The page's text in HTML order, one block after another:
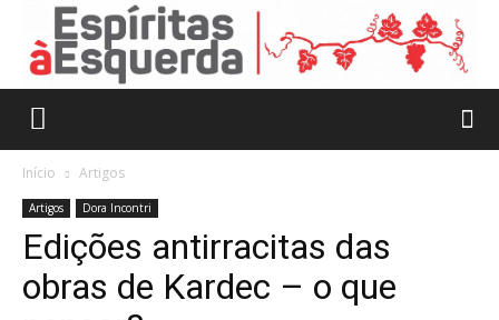
Início Artigos
Artigos Dora Incontri
Edições antirracitas das
obras de Kardec – o que